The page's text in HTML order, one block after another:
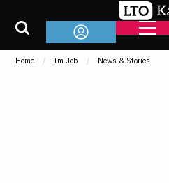
Home Im Job News & Stories